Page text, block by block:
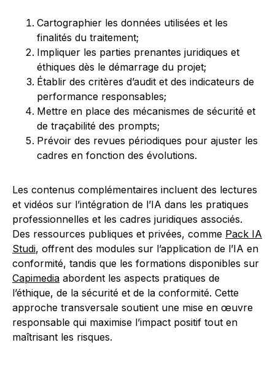
Cartographier les données utilisées et les
finalités du traitement;
Impliquer les parties prenantes juridiques et
éthiques dès le démarrage du projet;
Établir des critères d’audit et des indicateurs de
performance responsables;
Mettre en place des mécanismes de sécurité et
de traçabilité des prompts;
Prévoir des revues périodiques pour ajuster les
cadres en fonction des évolutions.
Les contenus complémentaires incluent des lectures
et vidéos sur l’intégration de l’IA dans les pratiques
professionnelles et les cadres juridiques associés.
Des ressources publiques et privées, comme Pack IA
Studi, offrent des modules sur l’application de l’IA en
conformité, tandis que les formations disponibles sur
Capimedia abordent les aspects pratiques de
l’éthique, de la sécurité et de la conformité. Cette
approche transversale soutient une mise en œuvre
responsable qui maximise l’impact positif tout en
maîtrisant les risques.